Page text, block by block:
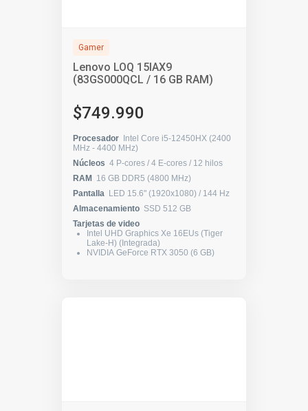
Gamer
Lenovo LOQ 15IAX9
(83GS000QCL / 16 GB RAM)
$749.990
Procesador Intel Core i5-12450HX (2400
MHz - 4400 MHz)
Núcleos
4 P-cores / 4 E-cores / 12 hilos
RAM 16 GB DDR5 (4800 MHz)
Pantalla
LED 15.6" (1920x1080) / 144 Hz
Almacenamiento SSD 512 GB
Tarjetas de video
Intel UHD Graphics Xe 16EUs (Tiger
Lake-H) (Integrada)
NVIDIA GeForce RTX 3050 (6 GB)